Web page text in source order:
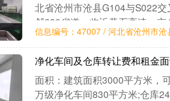
北省沧州市沧县G104与S022
邻220省道，临近黄石高速，
利。厂区概述：独门独院厂区
1000平米，配
信息编号：47007 / 河北省沧州市
净化车间及仓库转让费和租金
面积：建筑面积3000平方米，
万级净化车间830平方米;仓库